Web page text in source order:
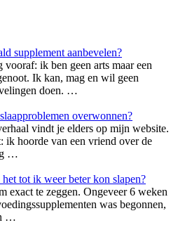
supplement aanbevelen?
vooraf: ik ben geen arts maar een
Ik kan, mag en wil geen
doen. …
overwonnen?
vindt je elders op mijn website.
ik hoorde van een vriend over de
…
tot ik weer beter kon slapen?
exact te zeggen. Ongeveer 6 weken
was begonnen,
…